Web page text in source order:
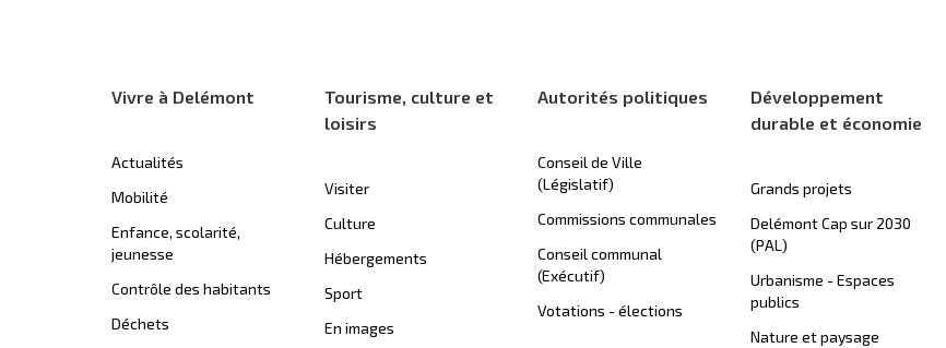
Vivre à Delémont
Actualités
Mobilité
Enfance, scolarité,
jeunesse
Contrôle des habitants
Déchets
Tourisme, culture et
loisirs
Visiter
Culture
Hébergements
Sport
En images
Autorités politiques
Conseil de Ville
(Législatif)
Commissions communales
Conseil communal
(Exécutif)
Votations - élections
Développement
durable et économie
Grands projets
Delémont Cap sur 2030
(PAL)
Urbanisme - Espaces
publics
Nature et paysage